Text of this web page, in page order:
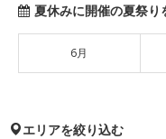
夏休みに開催の夏祭り
6月
エリアを絞り込む